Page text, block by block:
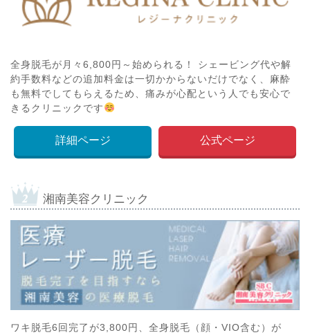
全身脱毛が月々6,800円～始められる！ シェービング代や解
約手数料などの追加料金は一切かからないだけでなく、麻酔
も無料でしてもらえるため、痛みが心配という人でも安心で
きるクリニックです
詳細ページ 公式ページ
湘南美容クリニック
ワキ脱毛6回完了が3,800円、全身脱毛（顔・VIO含む）が